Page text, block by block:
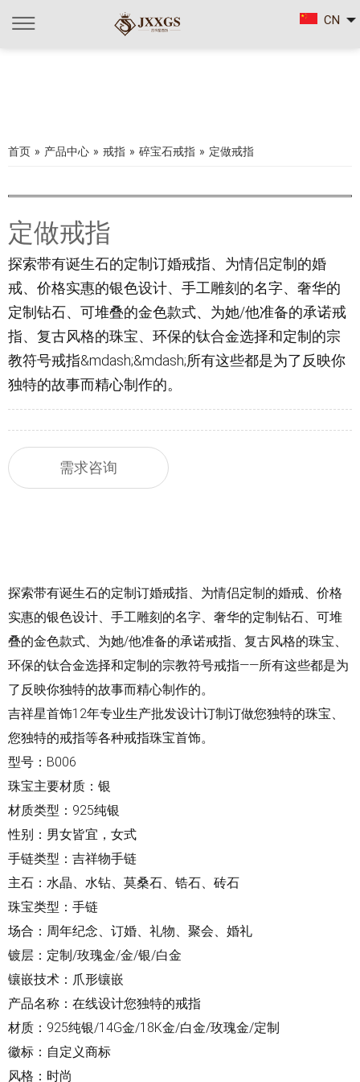
CN
首页 » 产品中心 » 戒指 » 碎宝石戒指 » 定做戒指
定做戒指
探索带有诞生石的定制订婚戒指、为情侣定制的婚
戒、价格实惠的银色设计、手工雕刻的名字、奢华的
定制钻石、可堆叠的金色款式、为她/他准备的承诺戒
指、复古风格的珠宝、环保的钛合金选择和定制的宗
教符号戒指&mdash;&mdash;所有这些都是为了反映你
独特的故事而精心制作的。
需求咨询
探索带有诞生石的定制订婚戒指、为情侣定制的婚戒、价格
实惠的银色设计、手工雕刻的名字、奢华的定制钻石、可堆
叠的金色款式、为她/他准备的承诺戒指、复古风格的珠宝、
环保的钛合金选择和定制的宗教符号戒指——所有这些都是为
了反映你独特的故事而精心制作的。
吉祥星首饰12年专业生产批发设计订制订做您独特的珠宝、
您独特的戒指等各种戒指珠宝首饰。
型号：B006
珠宝主要材质：银
材质类型：925纯银
性别：男女皆宜，女式
手链类型：吉祥物手链
主石：水晶、水钻、莫桑石、锆石、砖石
珠宝类型：手链
场合：周年纪念、订婚、礼物、聚会、婚礼
镀层：定制/玫瑰金/金/银/白金
镶嵌技术：爪形镶嵌
产品名称：在线设计您独特的戒指
材质：925纯银/14G金/18K金/白金/玫瑰金/定制
徽标：自定义商标
风格：时尚